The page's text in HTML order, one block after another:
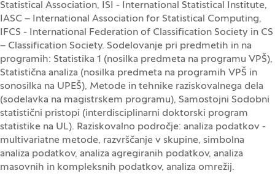
Statistical Association, ISI - International Statistical Institute,
IASC – International Association for Statistical Computing,
IFCS - International Federation of Classification Society in CS
– Classification Society. Sodelovanje pri predmetih in na
programih: Statistika 1 (nosilka predmeta na programu VPŠ),
Statistična analiza (nosilka predmeta na programih VPŠ in
sonosilka na UPEŠ), Metode in tehnike raziskovalnega dela
(sodelavka na magistrskem programu), Samostojni Sodobni
statistični pristopi (interdisciplinarni doktorski program
statistike na UL). Raziskovalno področje: analiza podatkov -
multivariatne metode, razvrščanje v skupine, simbolna
analiza podatkov, analiza agregiranih podatkov, analiza
masovnih in kompleksnih podatkov, analiza omrežij.